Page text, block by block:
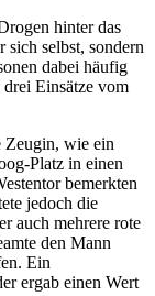
hinter das
sich selbst, sondern
dabei häufig
Einsätze vom
Zeugin, wie ein
Platz in einen
bemerkten
jedoch die
auch mehrere rote
den Mann
Ein
ergab einen Wert